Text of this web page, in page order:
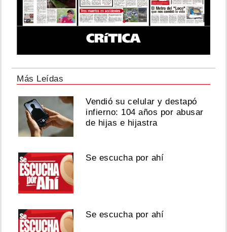
Más Leídas
Vendió su celular y destapó
infierno: 104 años por abusar
de hijas e hijastra
Se escucha por ahí
Se escucha por ahí